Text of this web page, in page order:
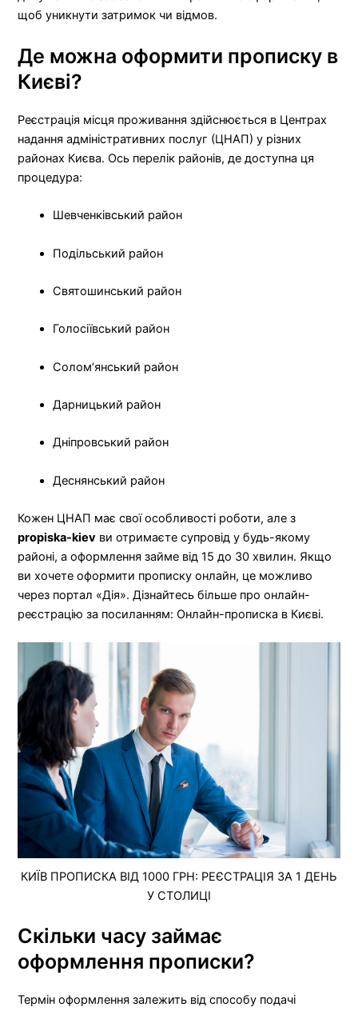
щоб уникнути затримок чи відмов.
Де можна оформити прописку в
Києві?
Реєстрація місця проживання здійснюється в Центрах
надання адміністративних послуг (ЦНАП) у різних
районах Києва. Ось перелік районів, де доступна ця
процедура:
Шевченківський район
Подільський район
Святошинський район
Голосіївський район
Солом’янський район
Дарницький район
Дніпровський район
Деснянський район
Кожен ЦНАП має свої особливості роботи, але з
propiska-kiev ви отримаєте супровід у будь-якому
районі, а оформлення займе від 15 до 30 хвилин. Якщо
ви хочете оформити прописку онлайн, це можливо
через портал «Дія». Дізнайтесь більше про онлайн-
реєстрацію за посиланням: Онлайн-прописка в Києві.
КИЇВ ПРОПИСКА ВІД 1000 ГРН: РЕЄСТРАЦІЯ ЗА 1 ДЕНЬ
У СТОЛИЦІ
Скільки часу займає
оформлення прописки?
Термін оформлення залежить від способу подачі